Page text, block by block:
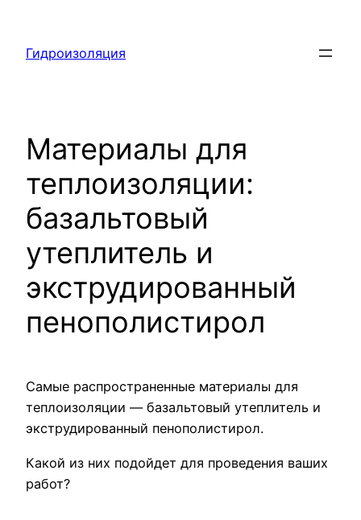
содержимому
Гидроизоляция
Материалы для
теплоизоляции:
базальтовый
утеплитель и
экструдированный
пенополистирол
Самые распространенные материалы для
теплоизоляции — базальтовый утеплитель и
экструдированный пенополистирол.
Какой из них подойдет для проведения ваших
работ?